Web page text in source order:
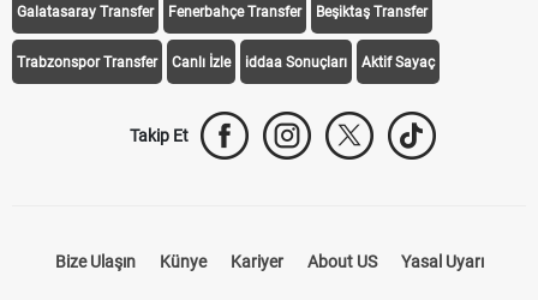
Galatasaray Transfer Fenerbahçe Transfer Beşiktaş Transfer
Trabzonspor Transfer Canlı İzle iddaa Sonuçları Aktif Sayaç
Takip Et
Bize Ulaşın Künye Kariyer About US Yasal Uyarı